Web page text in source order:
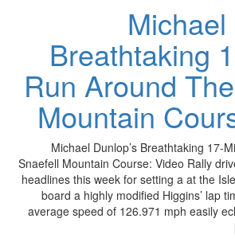
Breathtaking
Run Around
Mountain
Michael Dunlop’s Breathtaking
Snaefell Mountain Course: Video Rally
headlines this week for setting a at the
board a highly modified Higgins’
average speed of 126.971 mph easily